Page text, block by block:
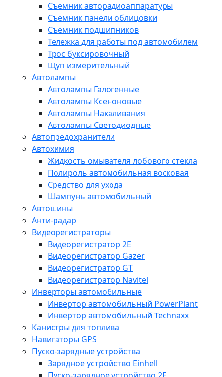
Съемник авторадиоаппаратуры
Съемник панели облицовки
Съемник подшипников
Тележка для работы под автомобилем
Трос буксировочный
Щуп измерительный
Автолампы
Автолампы Галогенные
Автолампы Ксеноновые
Автолампы Накаливания
Автолампы Светодиодные
Автопредохранители
Автохимия
Жидкость омывателя лобового стекла
Полироль автомобильная восковая
Средство для ухода
Шампунь автомобильный
Автошины
Анти-радар
Видеорегистраторы
Видеорегистратор 2E
Видеорегистратор Gazer
Видеорегистратор GT
Видеорегистратор Navitel
Инверторы автомобильные
Инвертор автомобильный PowerPlant
Инвертор автомобильный Technaxx
Канистры для топлива
Навигаторы GPS
Пуско-зарядные устройства
Зарядное устройство Einhell